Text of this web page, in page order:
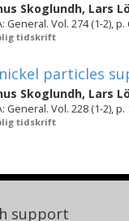
Skoglundh, Lars
General. Vol. 274 (1-2), p.
tidskrift
particles
Skoglundh, Lars
General. Vol. 228 (1-2), p.
tidskrift
support